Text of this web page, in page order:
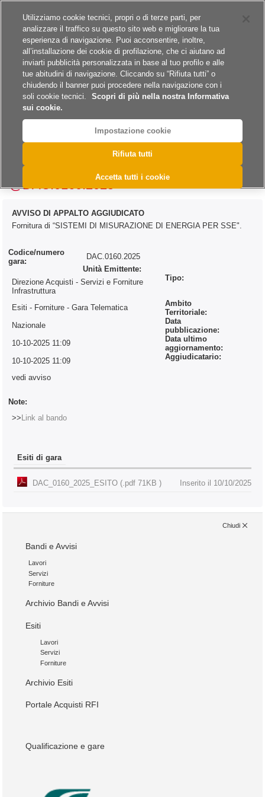
A
@DAC.0160.2025
AVVISO DI APPALTO AGGIUDICATO
Fornitura di “SISTEMI DI MISURAZIONE DI ENERGIA PER SSE".
Codice/numero
gara:
DAC.0160.2025
Unità Emittente:
Direzione Acquisti - Servizi e Forniture
Infrastruttura
Tipo:
Esiti - Forniture- Gara Telematica
Ambito
Territoriale:
Nazionale
Data
pubblicazione:
10-10-2025 11:09
Data ultimo
aggiornamento:
10-10-2025 11:09
Aggiudicatario:
vedi avviso
Note:
>> Link al bando
Esiti di gara
DAC_0160_2025_ESITO (.pdf 71KB ) Inserito il 10/10/2025
Chiudi
Bandi e Avvisi
Lavori
Servizi
Forniture
Archivio Bandi e Avvisi
Esiti
Lavori
Servizi
Forniture
Archivio Esiti
Portale Acquisti RFI
Qualificazione e gare
Utilizziamo cookie tecnici, propri o di terze parti, per
analizzare il traffico su questo sito web e migliorare la tua
esperienza di navigazione. Puoi acconsentire, inoltre,
all’installazione dei cookie di profilazione, che ci aiutano ad
inviarti pubblicità personalizzata in base al tuo profilo e alle
tue abitudini di navigazione. Cliccando su “Rifiuta tutti” o
chiudendo il banner puoi procedere nella navigazione con i
soli cookie tecnici.
Scopri di più nella nostra Informativa
sui cookie.
Impostazione cookie
Rifiuta tutti
Accetta tutti i cookie